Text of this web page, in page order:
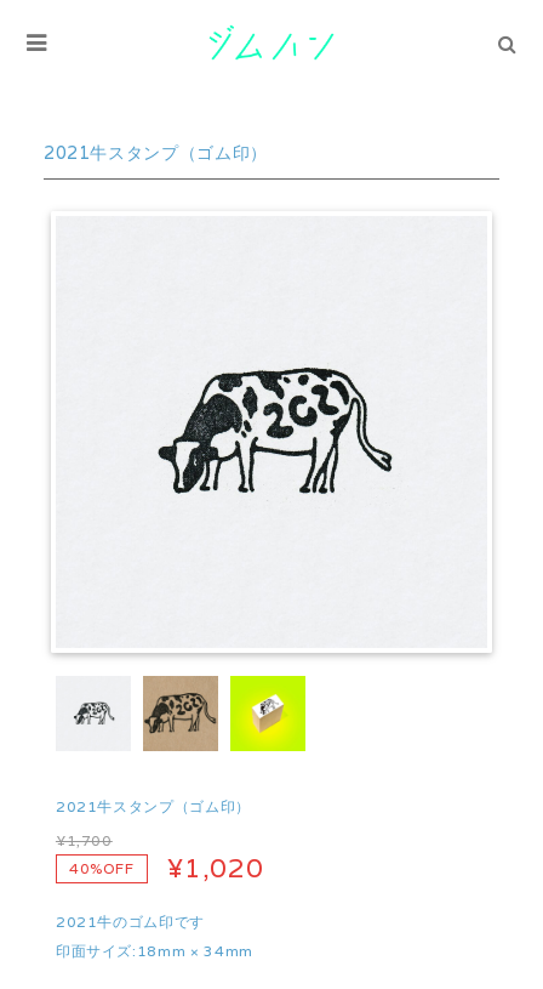
2021牛スタンプ（ゴム印）
2021牛スタンプ（ゴム印）
¥1,700
40%OFF
¥1,020
2021牛のゴム印です
印面サイズ:18mm × 34mm